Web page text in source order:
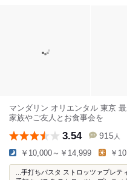
マンダリン オリエンタル 東京
家族やご友人とお食事会を
3.54 915 人
￥10,000～￥14,999 ￥
...手打ちパスタ ストロッツァプレテ